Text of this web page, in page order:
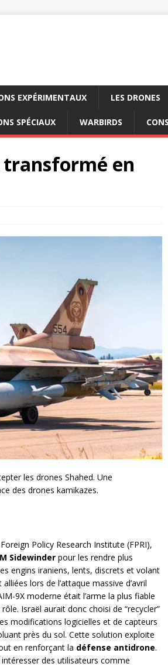
EXPÉRIMENTAUX LES DRONES
SPÉCIAUX WARBIRDS
en
les drones Shahed. Une
des drones kamikazes.
Policy Research Institute (FPRI),
Sidewinder pour les rendre plus
engins iraniens, lents, discrets et volant
lors de l’attaque massive d’avril
9X moderne était l’arme la plus fiable
Israël aurait donc choisi de “recycler”
modifications logicielles et de capteurs
près du sol. Cette solution exploite
en renforçant la défense antidrone.
des utilisateurs comme